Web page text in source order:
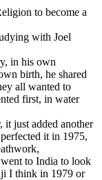
to become a
with Joel
in his own
birth, he shared
all wanted to
first, in water
it just added another
it in 1975,
to India to look
I think in 1979 or